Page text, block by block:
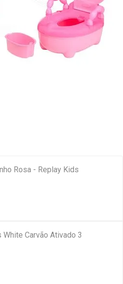
Rosa - Replay Kids
Carvão Ativado 3